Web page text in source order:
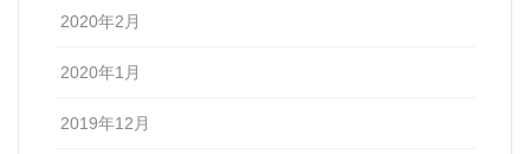
2020年2月
2020年1月
2019年12月